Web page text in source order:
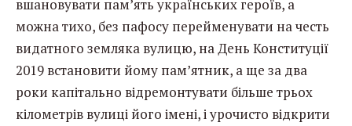
вшановувати пам’ять українських героїв, а
можна тихо, без пафосу перейменувати на честь
видатного земляка вулицю, на День Конституції
2019 встановити йому пам’ятник, а ще за два
роки капітально відремонтувати більше трьох
кілометрів вулиці його імені, і урочисто відкрити